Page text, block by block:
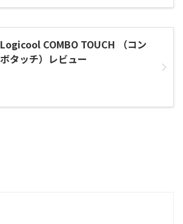
Logicool COMBO TOUCH （コン
ボタッチ）レビュー